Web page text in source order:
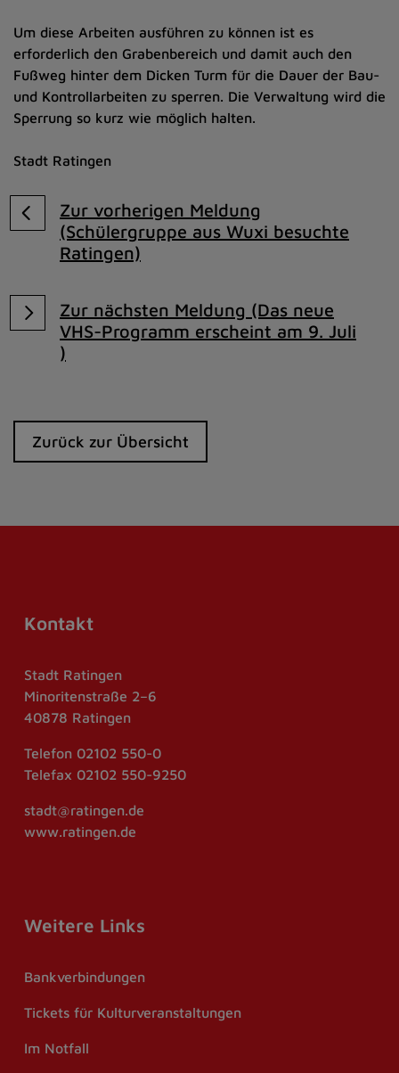
Um diese Arbeiten ausführen zu können ist es
erforderlich den Grabenbereich und damit auch den
Fußweg hinter dem Dicken Turm für die Dauer der Bau-
und Kontrollarbeiten zu sperren. Die Verwaltung wird die
Sperrung so kurz wie möglich halten.
Stadt Ratingen
Zur vorherigen Meldung
(Schülergruppe aus Wuxi besuchte
Ratingen)
Zur nächsten Meldung (Das neue
VHS-Programm erscheint am 9. Juli
)
Zurück zur Übersicht
Kontakt
Stadt Ratingen
Minoritenstraße 2–6
40878 Ratingen
Telefon 02102 550-0
Telefax 02102 550-9250
stadt@ratingen.de
www.ratingen.de
Weitere Links
Bankverbindungen
Tickets für Kulturveranstaltungen
Im Notfall